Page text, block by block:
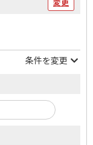
条件を変更